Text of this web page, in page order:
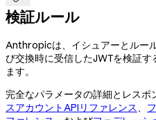
検証ルール
Anthropicは、イシュアーとルー
び交換時に受信したJWTを検証
ます。
完全なパラメータの詳細とレスポ
スアカウントAPIリファレンス、